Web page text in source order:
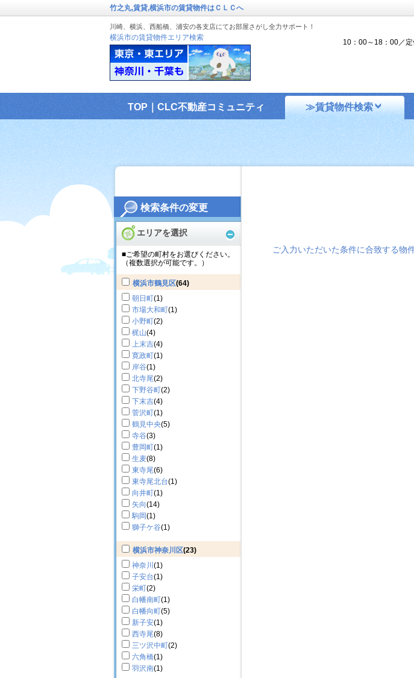
検索条件の変更
エリアを選択
■ご希望の町村をお選びください。
（複数選択が可能です。）
横浜市鶴見区(64)
朝日町(1)
市場大和町(1)
小野町(2)
梶山(4)
上末吉(4)
寛政町(1)
岸谷(1)
北寺尾(2)
下野谷町(2)
下末吉(4)
菅沢町(1)
鶴見中央(5)
寺谷(3)
豊岡町(1)
生麦(8)
東寺尾(6)
東寺尾北台(1)
向井町(1)
矢向(14)
駒岡(1)
獅子ケ谷(1)
横浜市神奈川区(23)
神奈川 (1)
子安台(1)
栄町(2)
白幡南町(1)
白幡向町(5)
新子安(1)
西寺尾(8)
三ツ沢中町(2)
六角橋(1)
羽沢南(1)
竹之丸,賃貸,横浜市の賃貸物件はＣＬＣへ
川崎、横浜、西船橋、浦安の各支店にてお部屋さがし全力サポート！
横浜市の賃貸物件エリア検索
10：00～18：00／定
TOP｜CLC不動産コミュニティ ≫賃貸物件検索
ご入力いただいた条件に合致する物